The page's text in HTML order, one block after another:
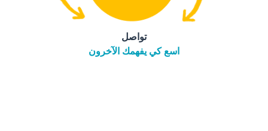
تواصل
اسع كي يفهمك الآخرون